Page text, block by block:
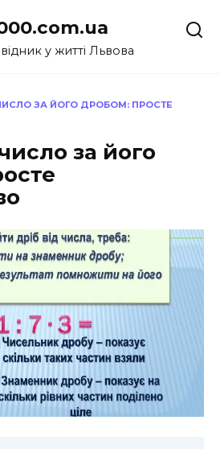
у житті Львова
ЗА ЙОГО ДРОБОМ: ПРОСТЕ
за його